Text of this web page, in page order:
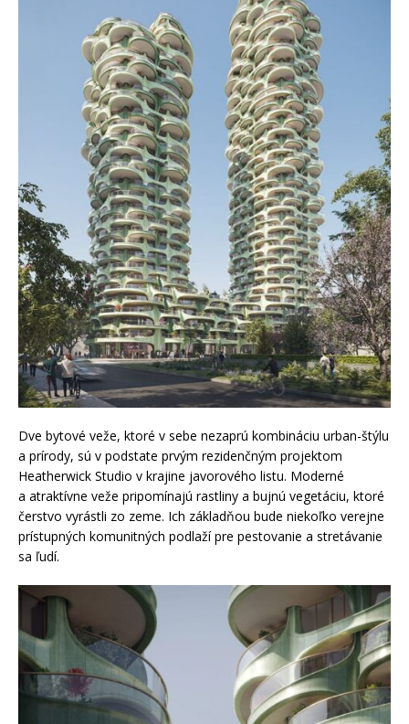
Dve bytové veže, ktoré v sebe nezaprú kombináciu urban-štýlu
a prírody, sú v podstate prvým rezidenčným projektom
Heatherwick Studio v krajine javorového listu. Moderné
a atraktívne veže pripomínajú rastliny a bujnú vegetáciu, ktoré
čerstvo vyrástli zo zeme. Ich základňou bude niekoľko verejne
prístupných komunitných podlaží pre pestovanie a stretávanie
sa ľudí.